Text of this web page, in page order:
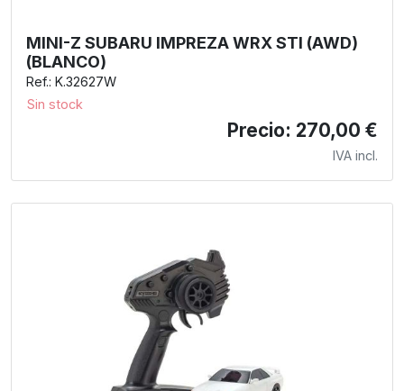
MINI-Z SUBARU IMPREZA WRX STI (AWD)
(BLANCO)
Ref.: K.32627W
Sin stock
Precio: 270,00 €
IVA incl.